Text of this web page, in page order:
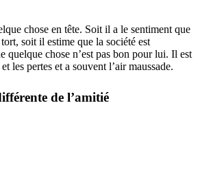
chose en tête. Soit il a le sentiment que
soit il estime que la société est
quelque chose n’est pas bon pour lui. Il est
les pertes et a souvent l’air maussade.
de l’amitié